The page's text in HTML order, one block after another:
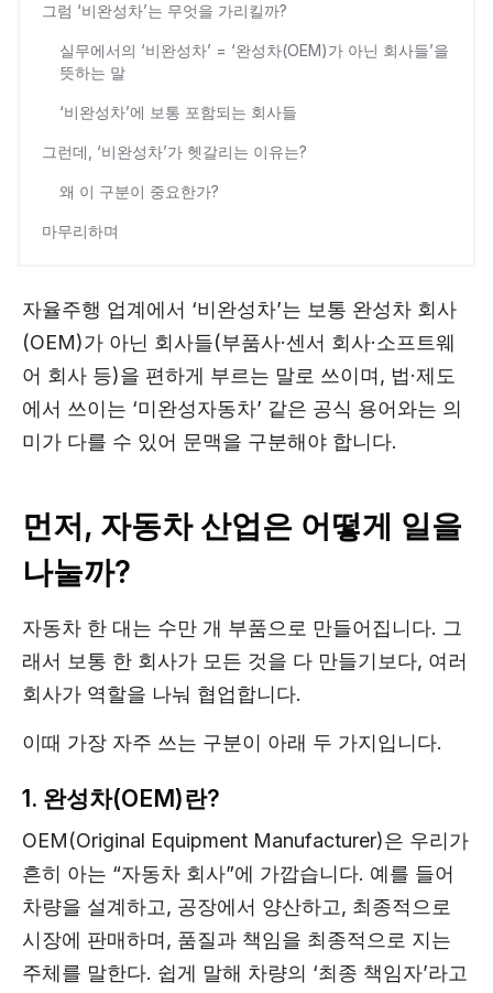
그럼 ‘비완성차’는 무엇을 가리킬까?
실무에서의 ‘비완성차’ = ‘완성차(OEM)가 아닌 회사들’을
뜻하는 말
‘비완성차’에 보통 포함되는 회사들
그런데, ‘비완성차’가 헷갈리는 이유는?
왜 이 구분이 중요한가?
마무리하며
자율주행 업계에서 ‘비완성차’는 보통 완성차 회사
(OEM)가 아닌 회사들(부품사·센서 회사·소프트웨
어 회사 등)을 편하게 부르는 말로 쓰이며, 법·제도
에서 쓰이는 ‘미완성자동차’ 같은 공식 용어와는 의
미가 다를 수 있어 문맥을 구분해야 합니다.
먼저, 자동차 산업은 어떻게 일을
나눌까?
자동차 한 대는 수만 개 부품으로 만들어집니다. 그
래서 보통 한 회사가 모든 것을 다 만들기보다, 여러
회사가 역할을 나눠 협업합니다.
이때 가장 자주 쓰는 구분이 아래 두 가지입니다.
1. 완성차(OEM)란?
OEM(Original Equipment Manufacturer)은 우리가
흔히 아는 “자동차 회사”에 가깝습니다. 예를 들어
차량을 설계하고, 공장에서 양산하고, 최종적으로
시장에 판매하며, 품질과 책임을 최종적으로 지는
주체를 말한다. 쉽게 말해 차량의 ‘최종 책임자’라고